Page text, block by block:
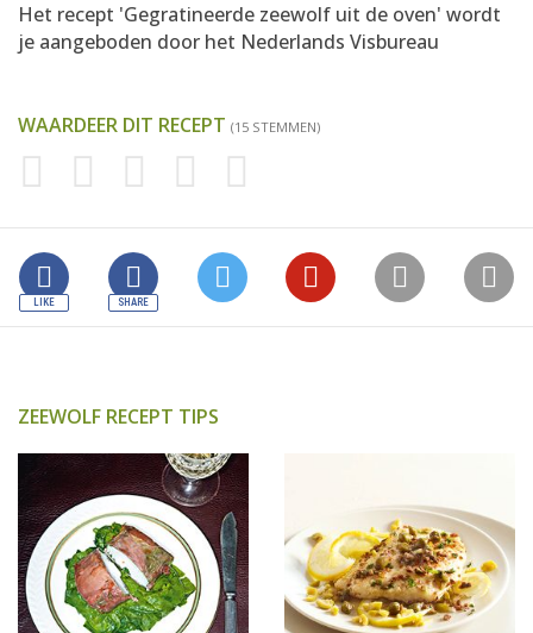
Het recept 'Gegratineerde zeewolf uit de oven' wordt
je aangeboden door het Nederlands Visbureau
WAARDEER DIT RECEPT (15 STEMMEN)
ZEEWOLF RECEPT TIPS